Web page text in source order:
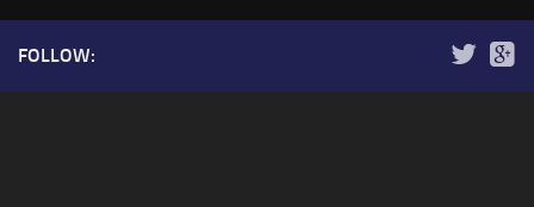
FOLLOW: